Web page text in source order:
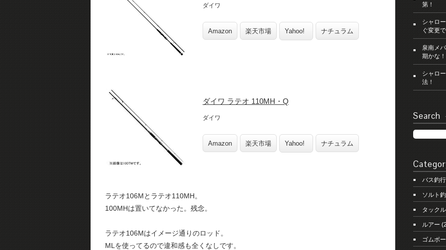
ダイワ
Amazon 楽天市場 Yahoo! ナチュラム
ダイワ ラテオ 110MH・Q
ダイワ
Amazon 楽天市場 Yahoo! ナチュラム
ラテオ106Mとラテオ110MH。
100MHは置いてなかった。残念。
ラテオ106Mはイメージ通りのロッド。
MLを使ってるので違和感も全くなしです。
第！
シャロ
ぐ変更
泉南メ
期かな
シャロ
法！
Search
バス釣
ソルト
タックル
ルアー
ゴムボ